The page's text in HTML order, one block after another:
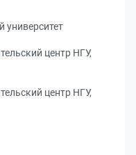
университет
центр НГУ,
центр НГУ,